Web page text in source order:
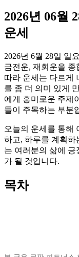
2026년 06월
운세
2026년 6월 28일 일
금전운, 재회운을 종
따라 운세는 다르게
를 좀 더 의미 있게
에게 흥미로운 주제
들이 주목하는 부분
오늘의 운세를 통해
하고, 하루를 계획하
는 여러분의 삶에 긍
가 될 것입니다.
목차